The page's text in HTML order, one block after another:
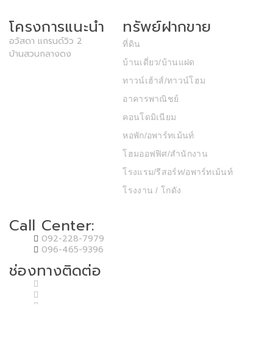
โครงการแนะนำ
อวัสดา แกรนด์วิว 2
บ้านสวนกลางดง
ทรัพย์ฝากขาย
ที่ดิน
บ้านเดี่ยว/บ้านแฝด
ทาวน์เฮ้าส์/ทาวน์โฮม
อาคารพาณิชย์
คอนโดมิเนียม
หอพัก/อพาร์ทเม้นท์
โฮมออฟฟิศ/สำนักงาน
โรงแรม/รีสอร์ท/อพาร์ทเม้นท์
โรงงาน / โกดัง
Call Center:
092-228-7979
096-465-9396
ช่องทางติดต่อ